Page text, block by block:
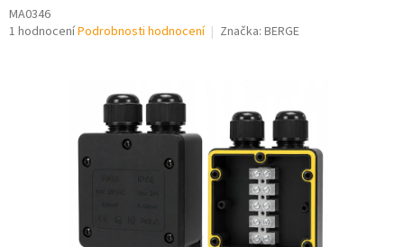
MA0346
Průměrné
1 hodnoceníPodrobnosti hodnocení Značka: BERGE